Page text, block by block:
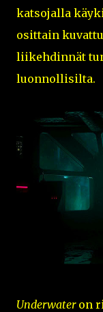
katsojalla
osittain
liikehdinnät
luonnollisilta.
Underwateron